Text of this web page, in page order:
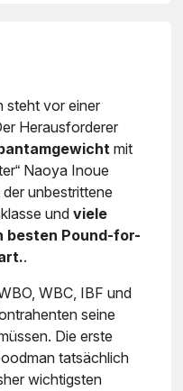
steht vor einer
Herausforderer
mit
Naoya Inoue
unbestrittene
undviele
besten Pound-for-
.
WBC, IBF und
seine
Die erste
tatsächlich
wichtigsten